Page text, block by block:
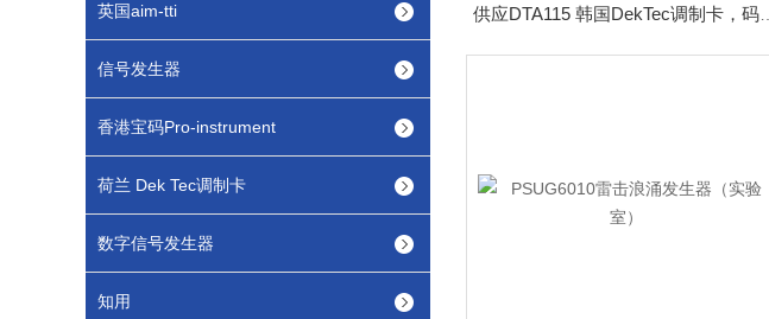
英国aim-tti
信号发生器
香港宝码Pro-instrument
荷兰 Dek Tec调制卡
数字信号发生器
知用